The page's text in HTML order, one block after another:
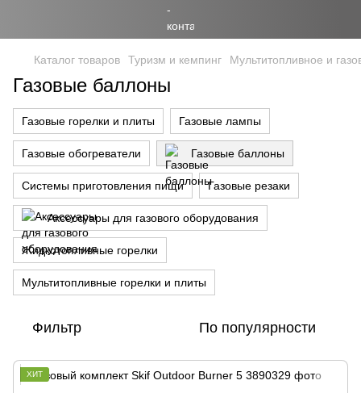
Каталог товаров Туризм и кемпинг Мультитопливное и
Газовые баллоны
Газовые горелки и плиты Газовые лампы
Газовые обогреватели Газовые баллоны
Системы приготовления пищи Газовые резаки
Аксессуары для газового оборудования
Жидкотопливные горелки
Мультитопливные горелки и плиты
Фильтр По популярности
ХИТ